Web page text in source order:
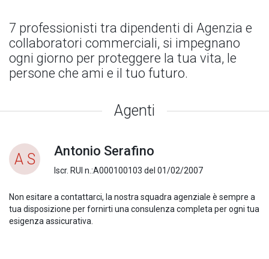
7 professionisti tra dipendenti di Agenzia e
collaboratori commerciali, si impegnano
ogni giorno per proteggere la tua vita, le
persone che ami e il tuo futuro.
Agenti
A S Antonio Serafino
Iscr. RUI n.:A000100103 del 01/02/2007
Non esitare a contattarci, la nostra squadra agenziale è sempre a
tua disposizione per fornirti una consulenza completa per ogni tua
esigenza assicurativa.